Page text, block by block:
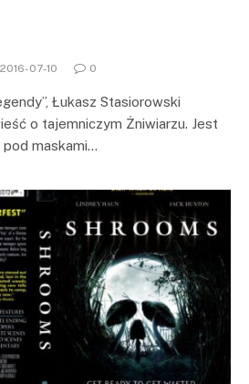
2016-07-10 0
Łukasz Stasiorowski
o tajemniczym Żniwiarzu. Jest
maskami…